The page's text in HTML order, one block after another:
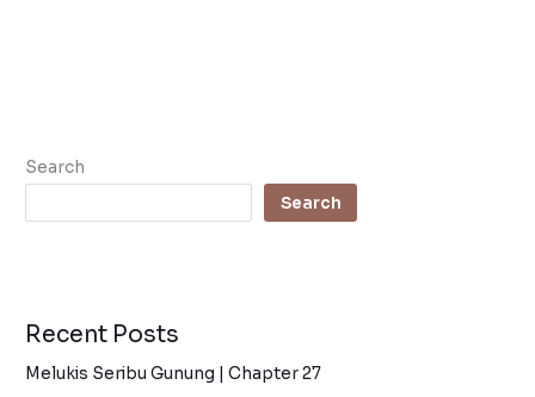
Search
Search
Recent Posts
Melukis Seribu Gunung | Chapter 27